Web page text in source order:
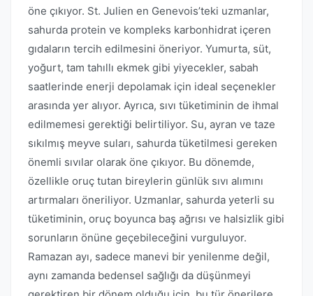
öne çıkıyor. St. Julien en Genevois’teki uzmanlar,
sahurda protein ve kompleks karbonhidrat içeren
gıdaların tercih edilmesini öneriyor. Yumurta, süt,
yoğurt, tam tahıllı ekmek gibi yiyecekler, sabah
saatlerinde enerji depolamak için ideal seçenekler
arasında yer alıyor. Ayrıca, sıvı tüketiminin de ihmal
edilmemesi gerektiği belirtiliyor. Su, ayran ve taze
sıkılmış meyve suları, sahurda tüketilmesi gereken
önemli sıvılar olarak öne çıkıyor. Bu dönemde,
özellikle oruç tutan bireylerin günlük sıvı alımını
artırmaları öneriliyor. Uzmanlar, sahurda yeterli su
tüketiminin, oruç boyunca baş ağrısı ve halsizlik gibi
sorunların önüne geçebileceğini vurguluyor.
Ramazan ayı, sadece manevi bir yenilenme değil,
aynı zamanda bedensel sağlığı da düşünmeyi